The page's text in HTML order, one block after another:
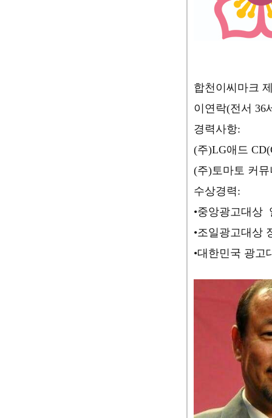
합천이씨마크
이연락(전서 36
경력사항:
(주)LG애
(주)토마토 커
수상경력:
•중앙광
•조일광
•대한민국 광고